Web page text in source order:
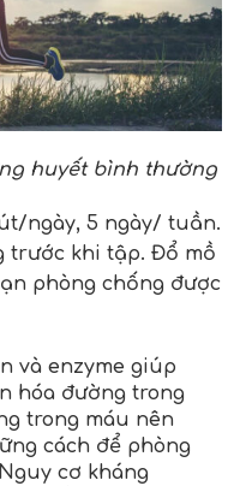
huyết bình thường
ngày, 5 ngày/ tuần.
trước khi tập. Đổ mồ
phòng chống được
và enzyme giúp
hóa đường trong
trong máu nên
cách để phòng
cơ kháng